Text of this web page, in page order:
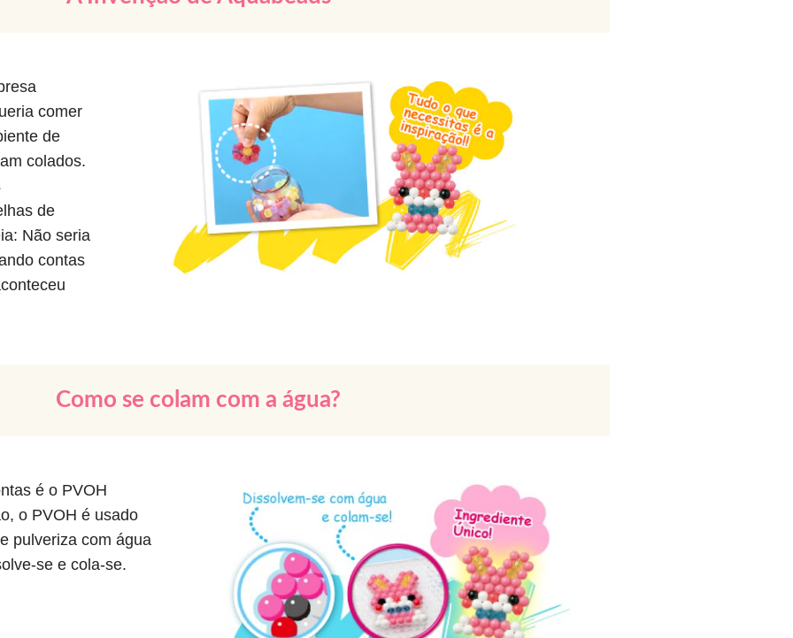
comer
de
colados.
de
Não seria
contas
Como se colam com a água?
é o PVOH
o PVOH é usado
pulveriza com água
se e cola-se.